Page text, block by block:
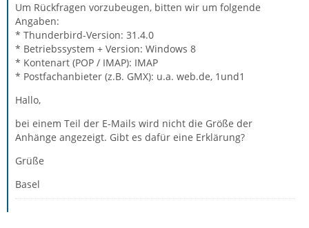
Um Rückfragen vorzubeugen, bitten wir um folgende
Angaben:
* Thunderbird-Version: 31.4.0
* Betriebssystem + Version: Windows 8
* Kontenart (POP / IMAP): IMAP
* Postfachanbieter (z.B. GMX): u.a. web.de, 1und1
Hallo,
bei einem Teil der E-Mails wird nicht die Größe der
Anhänge angezeigt. Gibt es dafür eine Erklärung?
Grüße
Basel